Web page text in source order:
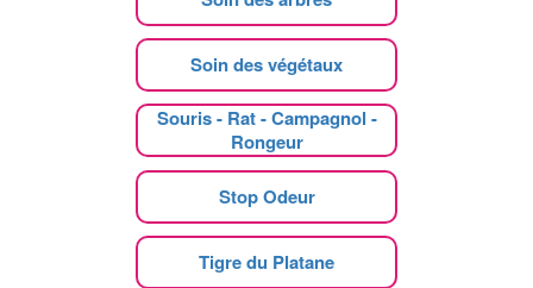
Soin des végétaux
Souris - Rat - Campagnol -
Rongeur
Stop Odeur
Tigre du Platane